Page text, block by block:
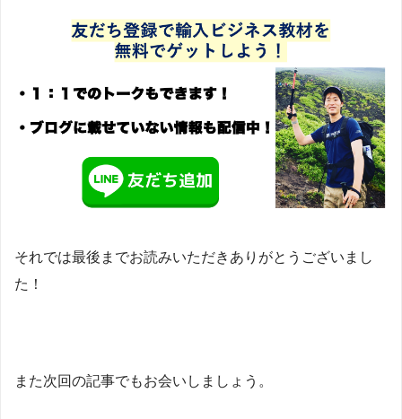
それでは最後までお読みいただきありがとうございまし
た！
また次回の記事でもお会いしましょう。